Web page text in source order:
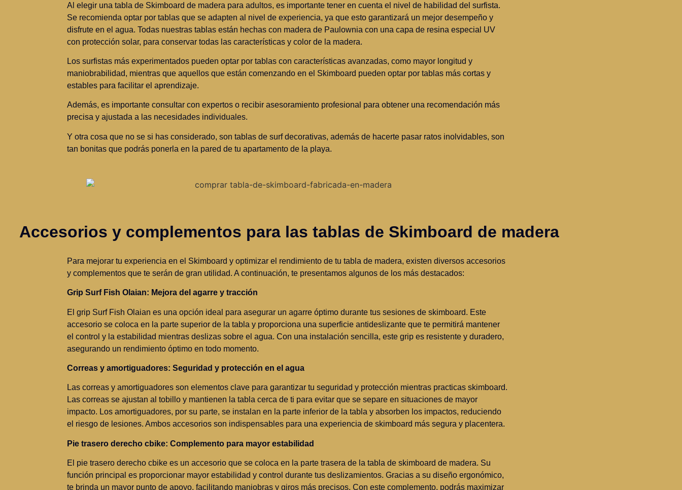
Al elegir una tabla de Skimboard de madera para adultos, es importante tener en cuenta el nivel de habilidad del surfista.
Se recomienda optar por tablas que se adapten al nivel de experiencia, ya que esto garantizará un mejor desempeño y
disfrute en el agua. Todas nuestras tablas están hechas con madera de Paulownia con una capa de resina especial UV
con protección solar, para conservar todas las características y color de la madera.
Los surfistas más experimentados pueden optar por tablas con características avanzadas, como mayor longitud y
maniobrabilidad, mientras que aquellos que están comenzando en el Skimboard pueden optar por tablas más cortas y
estables para facilitar el aprendizaje.
Además, es importante consultar con expertos o recibir asesoramiento profesional para obtener una recomendación más
precisa y ajustada a las necesidades individuales.
Y otra cosa que no se si has considerado, son tablas de surf decorativas, además de hacerte pasar ratos inolvidables, son
tan bonitas que podrás ponerla en la pared de tu apartamento de la playa.
Accesorios y complementos para las tablas de Skimboard de madera
Para mejorar tu experiencia en el Skimboard y optimizar el rendimiento de tu tabla de madera, existen diversos accesorios
y complementos que te serán de gran utilidad. A continuación, te presentamos algunos de los más destacados:
Grip Surf Fish Olaian: Mejora del agarre y tracción
El grip Surf Fish Olaian es una opción ideal para asegurar un agarre óptimo durante tus sesiones de skimboard. Este
accesorio se coloca en la parte superior de la tabla y proporciona una superficie antideslizante que te permitirá mantener
el control y la estabilidad mientras deslizas sobre el agua. Con una instalación sencilla, este grip es resistente y duradero,
asegurando un rendimiento óptimo en todo momento.
Correas y amortiguadores: Seguridad y protección en el agua
Las correas y amortiguadores son elementos clave para garantizar tu seguridad y protección mientras practicas skimboard.
Las correas se ajustan al tobillo y mantienen la tabla cerca de ti para evitar que se separe en situaciones de mayor
impacto. Los amortiguadores, por su parte, se instalan en la parte inferior de la tabla y absorben los impactos, reduciendo
el riesgo de lesiones. Ambos accesorios son indispensables para una experiencia de skimboard más segura y placentera.
Pie trasero derecho cbike: Complemento para mayor estabilidad
El pie trasero derecho cbike es un accesorio que se coloca en la parte trasera de la tabla de skimboard de madera. Su
función principal es proporcionar mayor estabilidad y control durante tus deslizamientos. Gracias a su diseño ergonómico,
te brinda un mayor punto de apoyo, facilitando maniobras y giros más precisos. Con este complemento, podrás maximizar